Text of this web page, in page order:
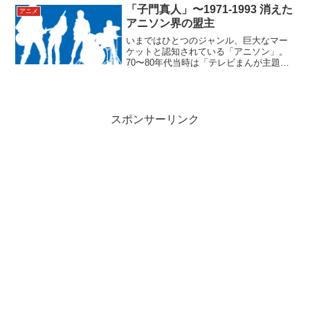
で毎週木曜日19時00分 - 19時30分...
アニメ
「子門真人」〜1971-1993 消えた
アニソン界の盟主
いまではひとつのジャンル、巨大なマー
ケットと認知されている「アニソン」。
70〜80年代当時は「テレビまんが主題
スポンサーリンク